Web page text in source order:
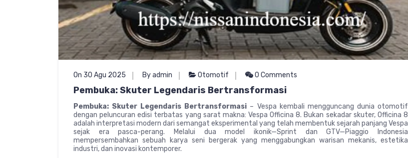
On 30 Agu 2025 By admin Otomotif 0 Comments
Pembuka: Skuter Legendaris Bertransformasi
Pembuka: Skuter Legendaris Bertransformasi – Vespa kembali mengguncang dunia otomotif
dengan peluncuran edisi terbatas yang sarat makna: Vespa Officina 8. Bukan sekadar skuter, Officina 8
adalah interpretasi modern dari semangat eksperimental yang telah membentuk sejarah panjang Vespa
sejak era pasca-perang. Melalui dua model ikonik—Sprint dan GTV—Piaggio Indonesia
mempersembahkan sebuah karya seni bergerak yang menggabungkan warisan mekanis, estetika
industri, dan inovasi kontemporer.